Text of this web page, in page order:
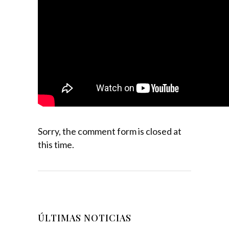
Sorry, the comment form is closed at
this time.
ÚLTIMAS NOTICIAS